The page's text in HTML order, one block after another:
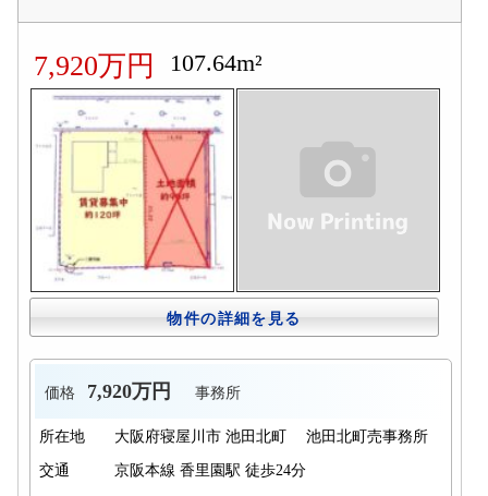
7,920万円 107.64m²
物件の詳細を見る
価格 7,920万円 事務所
所在地 大阪府寝屋川市 池田北町 池田北町売事務所
交通 京阪本線 香里園駅 徒歩24分